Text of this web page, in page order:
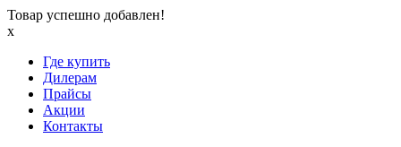
Товар успешно добавлен!
x
Где купить
Дилерам
Прайсы
Акции
Контакты